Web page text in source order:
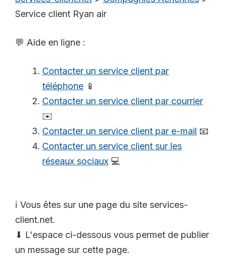
Service client Ryan air
💬 Aide en ligne :
Contacter un service client par
téléphone 📱
Contacter un service client par courrier
✉️
Contacter un service client par e-mail 📧
Contacter un service client sur les
réseaux sociaux 💻
ℹ️ Vous êtes sur une page du site services-
client.net.
⬇ L'espace ci-dessous vous permet de publier
un message sur cette page.